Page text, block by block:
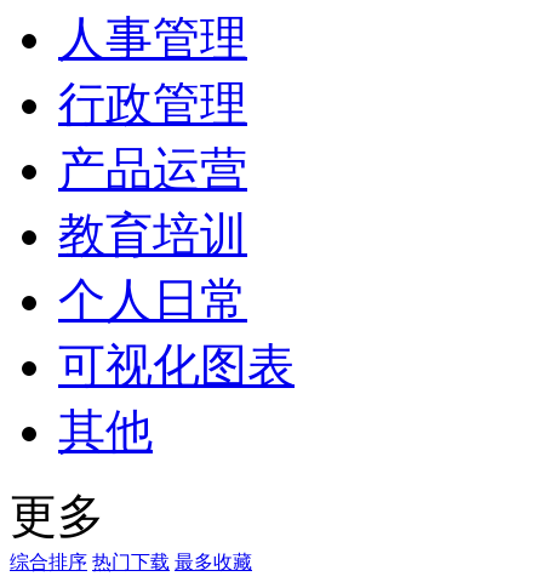
人事管理
行政管理
产品运营
教育培训
个人日常
可视化图表
其他
更多
综合排序 热门下载 最多收藏